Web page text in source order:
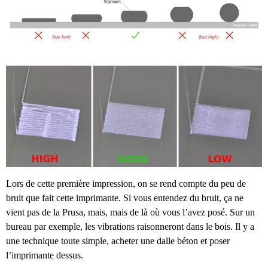
Lors de cette première impression, on se rend compte du peu de
bruit que fait cette imprimante. Si vous entendez du bruit, ça ne
vient pas de la Prusa, mais, mais de là où vous l’avez posé. Sur un
bureau par exemple, les vibrations raisonneront dans le bois. Il y a
une technique toute simple, acheter une dalle béton et poser
l’imprimante dessus.